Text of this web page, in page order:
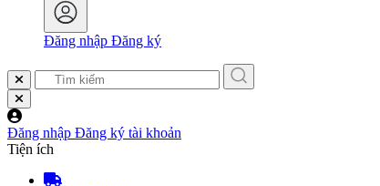
Đăng nhập Đăng ký
Đăng nhập Đăng ký tài khoản
Tiện ích